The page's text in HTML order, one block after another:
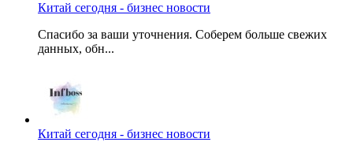
Китай сегодня - бизнес новости
Спасибо за ваши уточнения. Соберем больше свежих
данных, обн...
Китай сегодня - бизнес новости